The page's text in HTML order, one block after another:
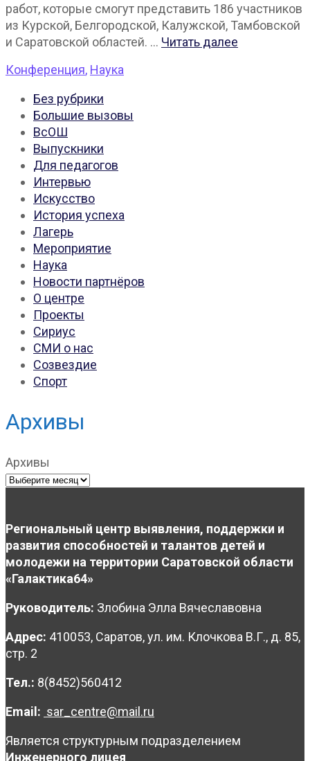
работ, которые смогут представить 186 участников
из Курской, Белгородской, Калужской, Тамбовской
и Саратовской областей. … Читать далее
Конференция, Наука
Без рубрики
Большие вызовы
ВсОШ
Выпускники
Для педагогов
Интервью
Искусство
История успеха
Лагерь
Мероприятие
Наука
Новости партнёров
О центре
Проекты
Сириус
СМИ о нас
Созвездие
Спорт
Архивы
Архивы
Региональный центр выявления, поддержки и
развития способностей и талантов детей и
молодежи на территории Саратовской области
«Галактика64»
Руководитель: Злобина Элла Вячеславовна
Адрес: 410053, Саратов, ул. им. Клочкова В.Г., д. 85,
стр. 2
Тел.: 8(8452)560412
Email: sar_centre@mail.ru
Является структурным подразделением
Инженерного лицея